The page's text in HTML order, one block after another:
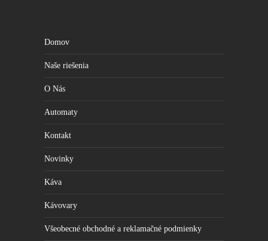
Domov
Naše riešenia
O Nás
Automaty
Kontakt
Novinky
Káva
Kávovary
Všeobecné obchodné a reklamačné podmienky